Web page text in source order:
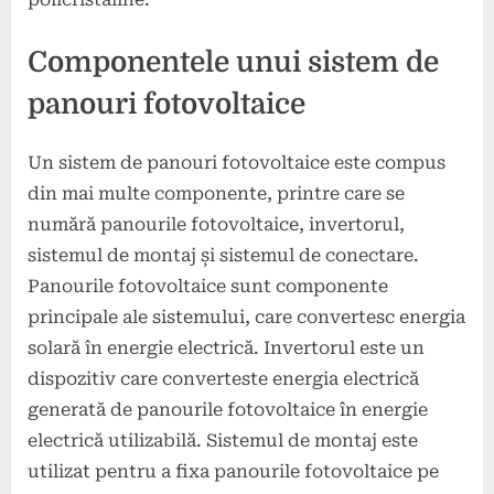
Componentele unui sistem de
panouri fotovoltaice
Un sistem de panouri fotovoltaice este compus
din mai multe componente, printre care se
numără panourile fotovoltaice, invertorul,
sistemul de montaj și sistemul de conectare.
Panourile fotovoltaice sunt componente
principale ale sistemului, care convertesc energia
solară în energie electrică. Invertorul este un
dispozitiv care converteste energia electrică
generată de panourile fotovoltaice în energie
electrică utilizabilă. Sistemul de montaj este
utilizat pentru a fixa panourile fotovoltaice pe